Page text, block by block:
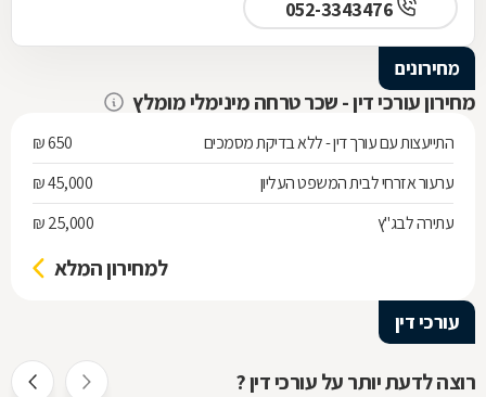
מחירונים
מחירון עורכי דין - שכר טרחה מינימלי מומלץ
התייעצות עם עורך דין - ללא בדיקת מסמכים
650 ₪
ערעור אזרחי לבית המשפט העליון
45,000 ₪
עתירה לבג"ץ
25,000 ₪
למחירון המלא
עורכי דין
רוצה לדעת יותר על עורכי דין ?